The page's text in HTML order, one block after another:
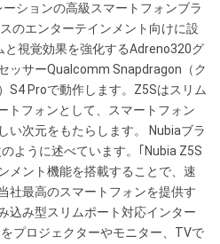
ションの高級スマートフォンブラ
のエンターテインメント向けに設
と視覚効果を強化するAdreno320グ
ッサーQualcomm Snapdragon（ク
S4 Proで動作します。Z5Sはスリム
トフォンとして、スマートフォン
い次元をもたらします。 Nubiaブラ
ように述べています。｢Nubia Z5S
メント機能を搭載することで、速
社最高のスマートフォンを提供す
込み型スリムポート対応インター
プロジェクターやモニター、TVで